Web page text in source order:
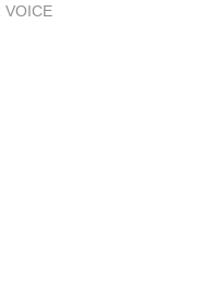
VOICE